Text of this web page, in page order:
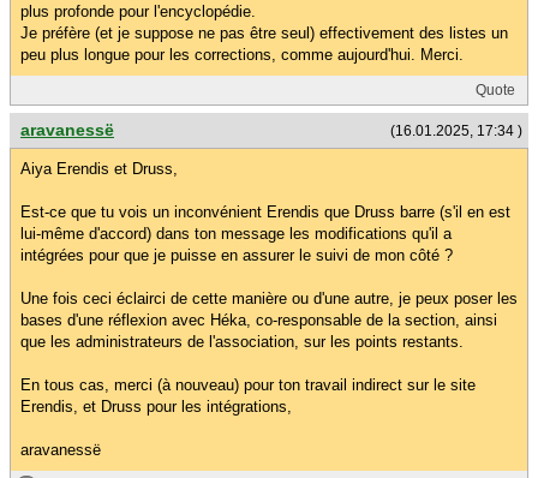
plus profonde pour l'encyclopédie.
Je préfère (et je suppose ne pas être seul) effectivement des listes un
peu plus longue pour les corrections, comme aujourd'hui. Merci.
Quote
(16.01.2025, 17:34 )
aravanessë
Aiya Erendis et Druss,
Est-ce que tu vois un inconvénient Erendis que Druss barre (s'il en est
lui-même d'accord) dans ton message les modifications qu'il a
intégrées pour que je puisse en assurer le suivi de mon côté ?
Une fois ceci éclairci de cette manière ou d'une autre, je peux poser les
bases d'une réflexion avec Héka, co-responsable de la section, ainsi
que les administrateurs de l'association, sur les points restants.
En tous cas, merci (à nouveau) pour ton travail indirect sur le site
Erendis, et Druss pour les intégrations,
aravanessë